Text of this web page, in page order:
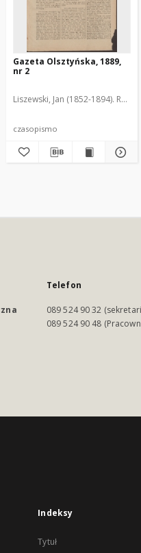
Gazeta Olsztyńska, 1889,
nr 2
Liszewski, Jan (1852-1894). Red.
czasopismo
Telefon
089 524 90 32
089 524 90 48
Indeksy
Tytuł